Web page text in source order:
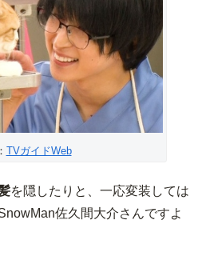
TVガイドWeb
を隠したりと、一応変装しては
佐久間大介さんですよ